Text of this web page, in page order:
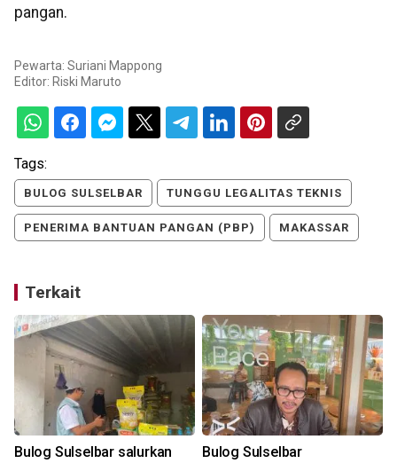
pangan.
Pewarta: Suriani Mappong
Editor: Riski Maruto
Tags:
BULOG SULSELBAR TUNGGU LEGALITAS TEKNIS
PENERIMA BANTUAN PANGAN (PBP) MAKASSAR
Terkait
Bulog Sulselbar salurkan
Bulog Sulselbar